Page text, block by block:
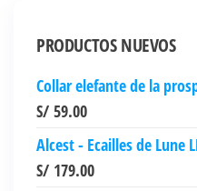
opciones
pueden
elegir
en
la
PRODUCTOS NUEVOS
Collar elefante de la
S/ 59.00
Alcest - Ecailles de Lune
S/ 179.00